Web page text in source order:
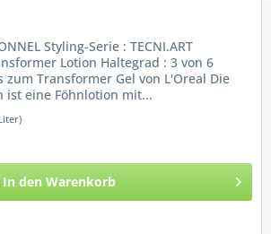
Styling-Serie : TECNI.ART
Lotion Haltegrad : 3 von 6
zum Transformer Gel von L'Oreal Die
ist eine Föhnlotion mit...
In den Warenkorb